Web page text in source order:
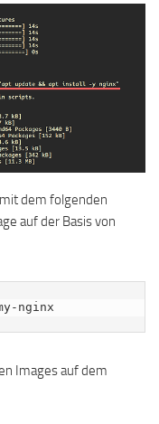
dem folgenden
auf der Basis von
nginx
Images auf dem